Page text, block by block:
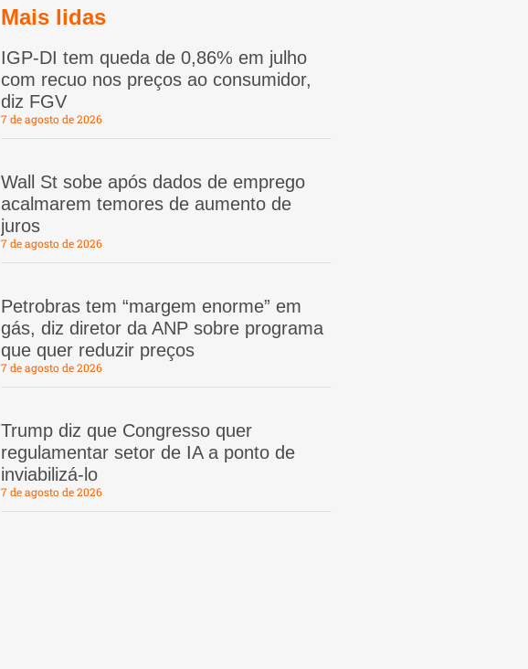
Mais lidas
IGP-DI tem queda de 0,86% em julho
com recuo nos preços ao consumidor,
diz FGV
7 de agosto de 2026
Wall St sobe após dados de emprego
acalmarem temores de aumento de
juros
7 de agosto de 2026
Petrobras tem “margem enorme” em
gás, diz diretor da ANP sobre programa
que quer reduzir preços
7 de agosto de 2026
Trump diz que Congresso quer
regulamentar setor de IA a ponto de
inviabilizá-lo
7 de agosto de 2026